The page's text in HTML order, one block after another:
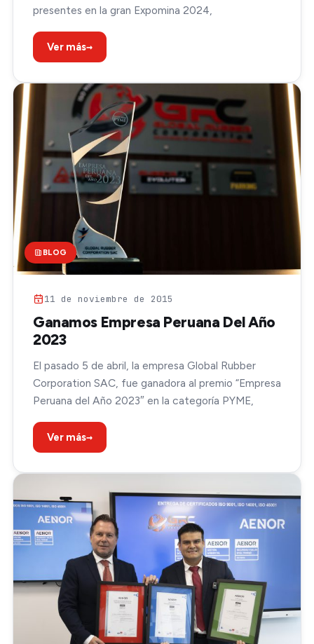
presentes en la gran Expomina 2024,
Ver más→
BLOG
11 de noviembre de 2015
Ganamos Empresa Peruana Del Año
2023
El pasado 5 de abril, la empresa Global Rubber
Corporation SAC, fue ganadora al premio “Empresa
Peruana del Año 2023″ en la categoría PYME,
Ver más→